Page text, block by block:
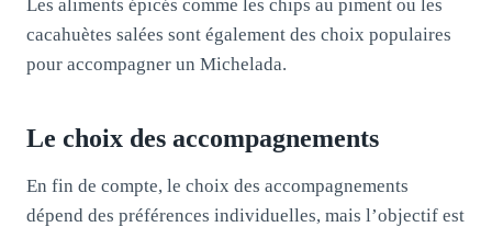
Les aliments épicés comme les chips au piment ou les
cacahuètes salées sont également des choix populaires
pour accompagner un Michelada.
Le choix des accompagnements
En fin de compte, le choix des accompagnements
dépend des préférences individuelles, mais l’objectif est